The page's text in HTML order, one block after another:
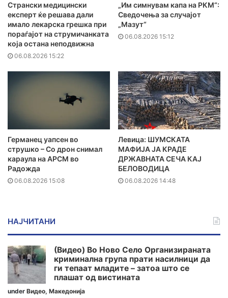
Странски медицински
експерт ќе решава дали
имало лекарска грешка при
пораѓајот на струмичанката
која остана неподвижна
06.08.2026 15:22
„Им симнувам капа на РКМ“:
Сведочења за случајот
„Мазут“
06.08.2026 15:12
Германец уапсен во
струшко – Со дрон снимал
караула на АРСМ во
Радожда
06.08.2026 15:08
Левица: ШУМСКАТА
МАФИЈА ЈА КРАДЕ
ДРЖАВНАТА СЕЧА КАЈ
БЕЛОВОДИЦА
06.08.2026 14:48
НАЈЧИТАНИ
(Видео) Во Ново Село Организираната
криминална група прати насилници да
ги тепаат младите – затоа што се
плашат од вистината
under Видео, Македонија